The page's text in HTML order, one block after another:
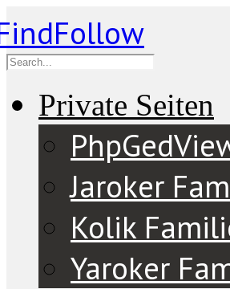
Private Seiten
Jaroker
Kolik
Yaroker